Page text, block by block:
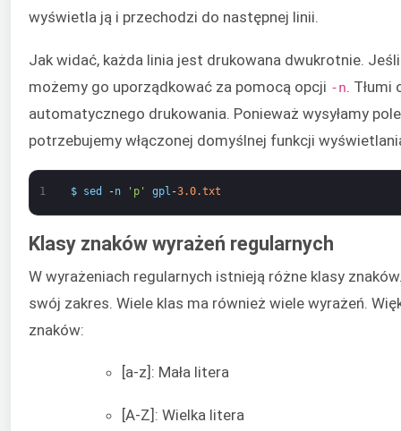
wyświetla ją i przechodzi do następnej linii.
Jak widać, każda linia jest drukowana dwukrotnie.
możemy go uporządkować za pomocą opcji -n. Tłumi
automatycznego drukowania. Ponieważ wysyłamy
potrzebujemy włączonej domyślnej funkcji
1 $ sed -n 'p' gpl -3.0.txt
Klasy znaków wyrażeń regularnych
W wyrażeniach regularnych istnieją różne klasy
swój zakres. Wiele klas ma również wiele wyrażeń.
znaków:
[a-z]: Mała litera
[A-Z]: Wielka litera